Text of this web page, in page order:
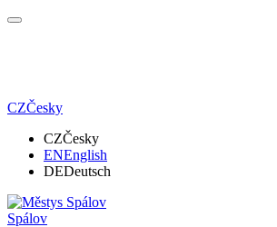
CZČesky
CZČesky
ENEnglish
DEDeutsch
Spálov